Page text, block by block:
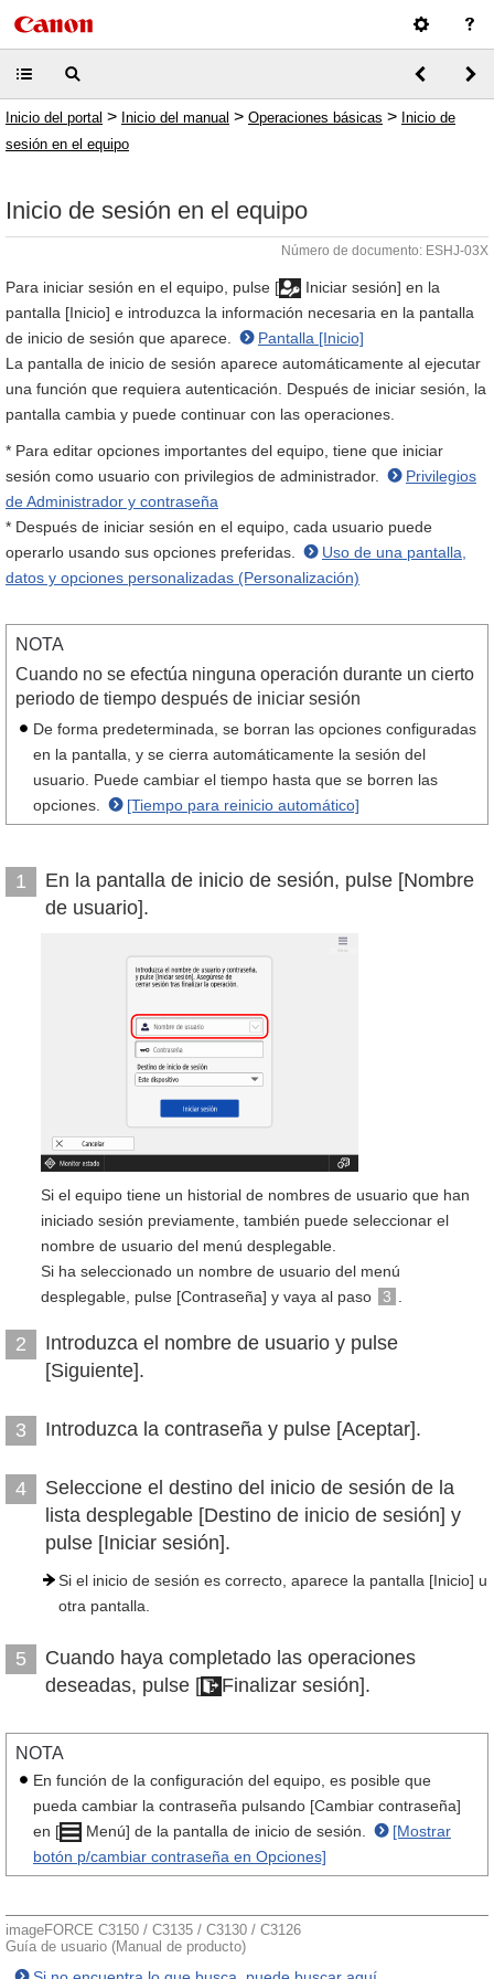
Inicio del portal > Inicio del manual > Operaciones básicas > Inicio de
sesión en el equipo
Inicio de sesión en el equipo
Número de documento: ESHJ-03X
Para iniciar sesión en el equipo, pulse [
Iniciar sesión] en la
pantalla [Inicio] e introduzca la información necesaria en la pantalla
de inicio de sesión que aparece.
Pantalla [Inicio]
La pantalla de inicio de sesión aparece automáticamente al ejecutar
una función que requiera autenticación. Después de iniciar sesión, la
pantalla cambia y puede continuar con las operaciones.
* Para editar opciones importantes del equipo, tiene que iniciar
sesión como usuario con privilegios de administrador.
Privilegios
de Administrador y contraseña
* Después de iniciar sesión en el equipo, cada usuario puede
operarlo usando sus opciones preferidas.
Uso de una pantalla,
datos y opciones personalizadas (Personalización)
NOTA
Cuando no se efectúa ninguna operación durante un cierto
periodo de tiempo después de iniciar sesión
De forma predeterminada, se borran las opciones configuradas
en la pantalla, y se cierra automáticamente la sesión del
usuario. Puede cambiar el tiempo hasta que se borren las
opciones.
[Tiempo para reinicio automático]
1
En la pantalla de inicio de sesión, pulse [Nombre
de usuario].
Si el equipo tiene un historial de nombres de usuario que han
iniciado sesión previamente, también puede seleccionar el
nombre de usuario del menú desplegable.
Si ha seleccionado un nombre de usuario del menú
desplegable, pulse [Contraseña] y vaya al paso
3
2
Introduzca el nombre de usuario y pulse
[Siguiente].
3 Introduzca la contraseña y pulse [Aceptar].
4
Seleccione el destino del inicio de sesión de la
lista desplegable [Destino de inicio de sesión] y
pulse [Iniciar sesión].
Si el inicio de sesión es correcto, aparece la pantalla [Inicio] u
otra pantalla.
5
Cuando haya completado las operaciones
deseadas, pulse [
Finalizar sesión].
NOTA
En función de la configuración del equipo, es posible que
pueda cambiar la contraseña pulsando [Cambiar contraseña]
en [
Menú] de la pantalla de inicio de sesión.
[Mostrar
botón p/cambiar contraseña en Opciones]
imageFORCE C3150 / C3135 / C3130 / C3126
Guía de usuario (Manual de producto)